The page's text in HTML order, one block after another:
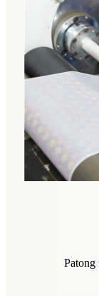
Patong